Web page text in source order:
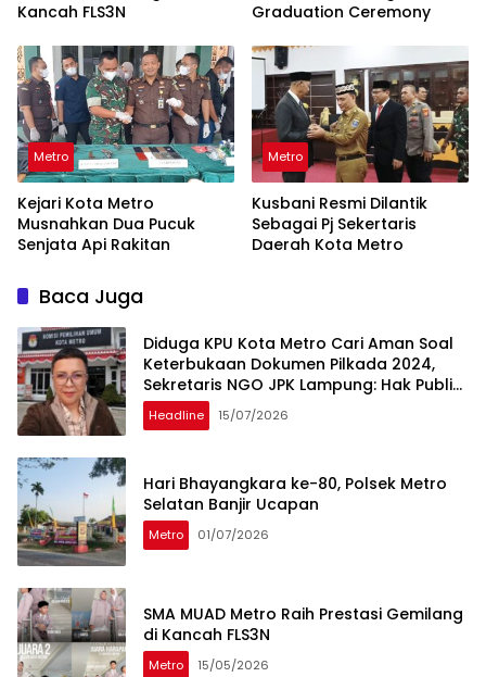
Kancah FLS3N
Graduation Ceremony
Metro
Kejari Kota Metro
Musnahkan Dua Pucuk
Senjata Api Rakitan
Metro
Kusbani Resmi Dilantik
Sebagai Pj Sekertaris
Daerah Kota Metro
Baca Juga
Diduga KPU Kota Metro Cari Aman Soal
Keterbukaan Dokumen Pilkada 2024,
Sekretaris NGO JPK Lampung: Hak Publik
Jangan Dihalangi
Headline 15/07/2026
Hari Bhayangkara ke-80, Polsek Metro
Selatan Banjir Ucapan
Metro 01/07/2026
SMA MUAD Metro Raih Prestasi Gemilang
di Kancah FLS3N
Metro 15/05/2026